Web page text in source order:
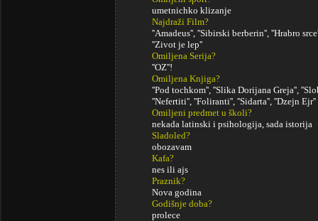
umetnichko klizanje
Najdraži Film?
''Amadeus'', ''Sibirski berberin'', ''Hrabro
''Zivot je lep''
Omiljena Serija?
''OZ''!
Omiljena Knjiga?
''Pod tochkom'', ''Slika Dorijana Greja'',
''Nefertiti'', ''Foliranti'', ''Sidarta'', ''Dzejn Ejr''
Omiljeni predmet u školi?
nekada latinski i psihologija, sada istorija
Sladoled?
obozavam
Kafa?
nes ili ajs
Praznik?
Nova godina
Godišnje doba?
prolece